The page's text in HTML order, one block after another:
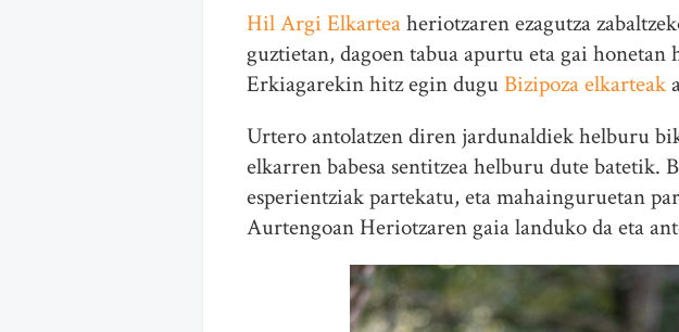
Hil Argi Elkarteaheriotzaren ezagutza
guztietan, dagoen tabua apurtu eta gai
Erkiagarekin hitz egin duguBizipoza elkarteak
Urtero antolatzen diren jardunaldiek helburu
elkarren babesa sentitzea helburu dute batetik.
esperientziak partekatu, eta mahainguruetan
Aurtengoan Heriotzaren gaia landuko da eta